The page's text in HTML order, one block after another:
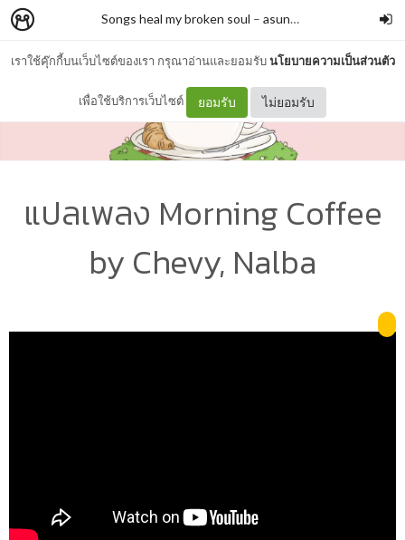
เราใช้คุ๊กกี้บนเว็บไซต์ของเรา กรุณาอ่านและยอมรับนโยบายความเป็นส่วนตัว
เพื่อใช้บริการเว็บไซต์ ยอมรับ ไม่ยอมรับ
Songs heal my broken soul – asunflowerthatiswaiting4u
แปลเพลง Morning Coffee
by Chevy, Nalba